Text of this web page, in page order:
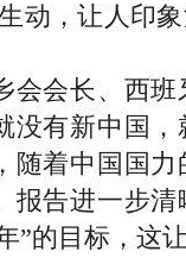
动，让人印
会长、西班
没有新中国
随着中国国
报告进一步
”的目标，这